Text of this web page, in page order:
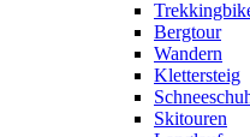
Bergtour
Wandern
Klettersteig
Skitouren